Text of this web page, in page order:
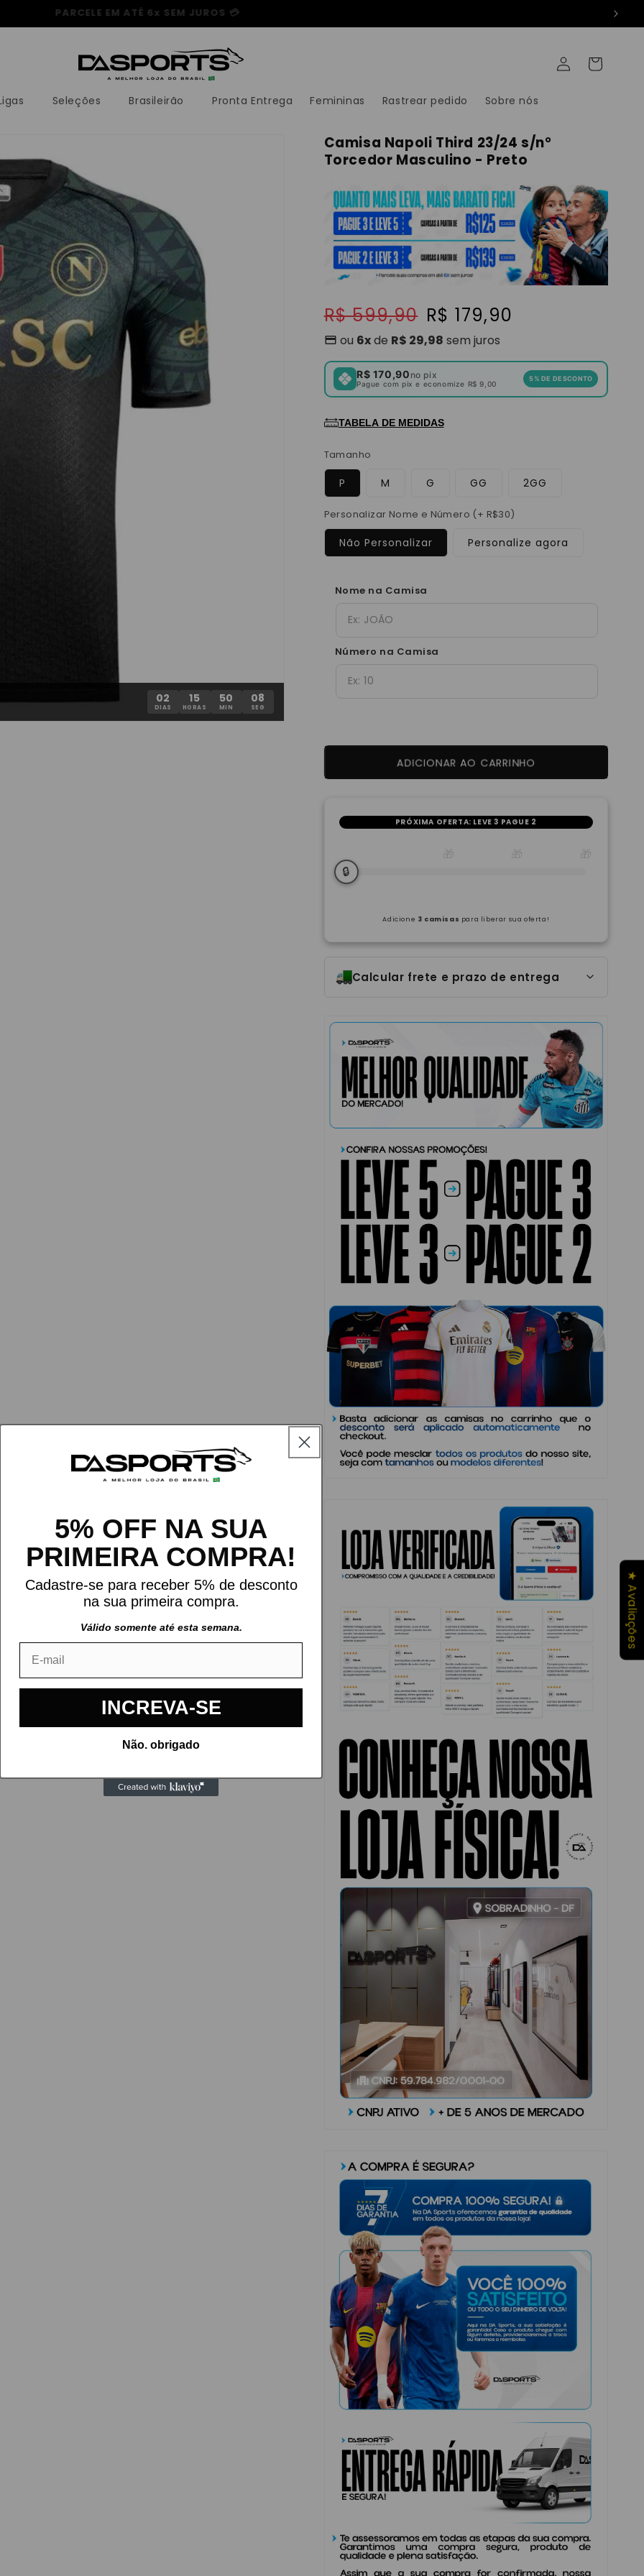
PRODUTOS A PARTIR DE R$94 🎉
Seleções Brasileirão Pronta Entrega Femininas Rastrear pedido Sobre nós
Fazer
login
Carrinho
02
DIAS
15
HORAS
50
MIN
06
SEG
Camisa Napoli Third 23/24 s/n°
Torcedor Masculino - Preto
Preço
normal
R$ 599,90 Preço
promocional
R$ 179,90
ou 6xde R$ 29,98 sem juros
R$ 170,90 no pix
Pague com pix e economize R$ 9,00
5% DE DESCONTO
TABELA DE MEDIDAS
Tamanho
P M G GG 2GG
Personalizar Nome e Número (+ R$30)
Não Personalizar Personalize agora
Nome na Camisa
Número na Camisa
ADICIONAR AO CARRINHO
PRÓXIMA OFERTA: LEVE 3 PAGUE 2
🔒
Adicione 3 camisas para liberar sua oferta!
Calcular frete e prazo de entrega
Chaveiros da Copa do Mundo (Aleatorio)
CARREGANDO...
★ Avaliações
5% OFF NA SUA
PRIMEIRA COMPRA!
Cadastre-se para receber 5% de desconto
na sua primeira compra.
Válido somente até esta semana.
INCREVA-SE
Não. obrigado